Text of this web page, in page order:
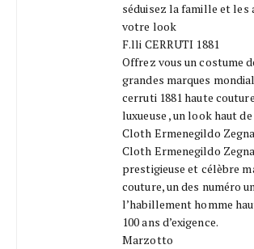
séduisez la famille et les
votre look
F.lli CERRUTI 1881
Offrez vous un costume
grandes marques
cerruti 1881 haute
luxueuse , un look haut
Cloth Ermenegildo Zegna
Cloth Ermenegildo
prestigieuse et célèbre
couture, un des numéro
l’habillement homme
100 ans d’exigence.
Marzotto